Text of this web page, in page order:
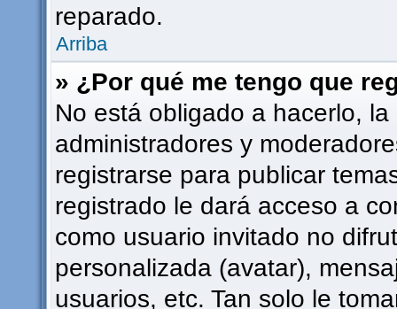
reparado.
Arriba
» ¿Por qué me tengo que
No está obligado a hacerlo,
administradores y
registrarse para publicar
registrado le dará acceso a
como usuario invitado no
personalizada (avatar),
usuarios, etc. Tan solo le